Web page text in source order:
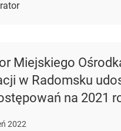
Miejskiego
w Radomsku
na 2021
2022